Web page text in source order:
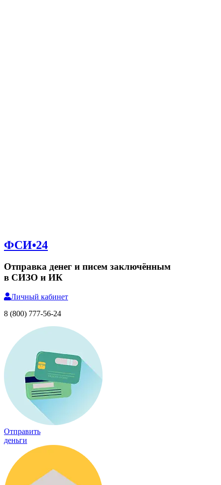
ФСИ•24
Отправка денег и писем заключённым
в СИЗО и ИК
Личный кабинет
8 (800) 777-56-24
Отправить
деньги